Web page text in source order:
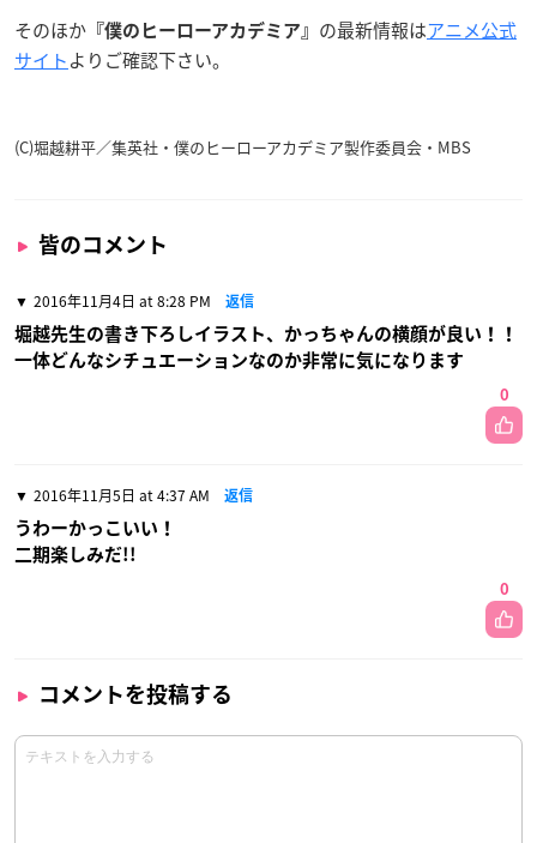
そのほか 『僕のヒーローアカデミア』 の最新情報はアニメ公式
サイトよりご確認下さい。
(C)堀越耕平／集英社・僕のヒーローアカデミア製作委員会・MBS
皆のコメント
2016年11月4日 at 8:28 PM 返信
堀越先生の書き下ろしイラスト、かっちゃんの横顔が良い！！
一体どんなシチュエーションなのか非常に気になります
0
2016年11月5日 at 4:37 AM 返信
うわーかっこいい！
二期楽しみだ!!
0
コメントを投稿する